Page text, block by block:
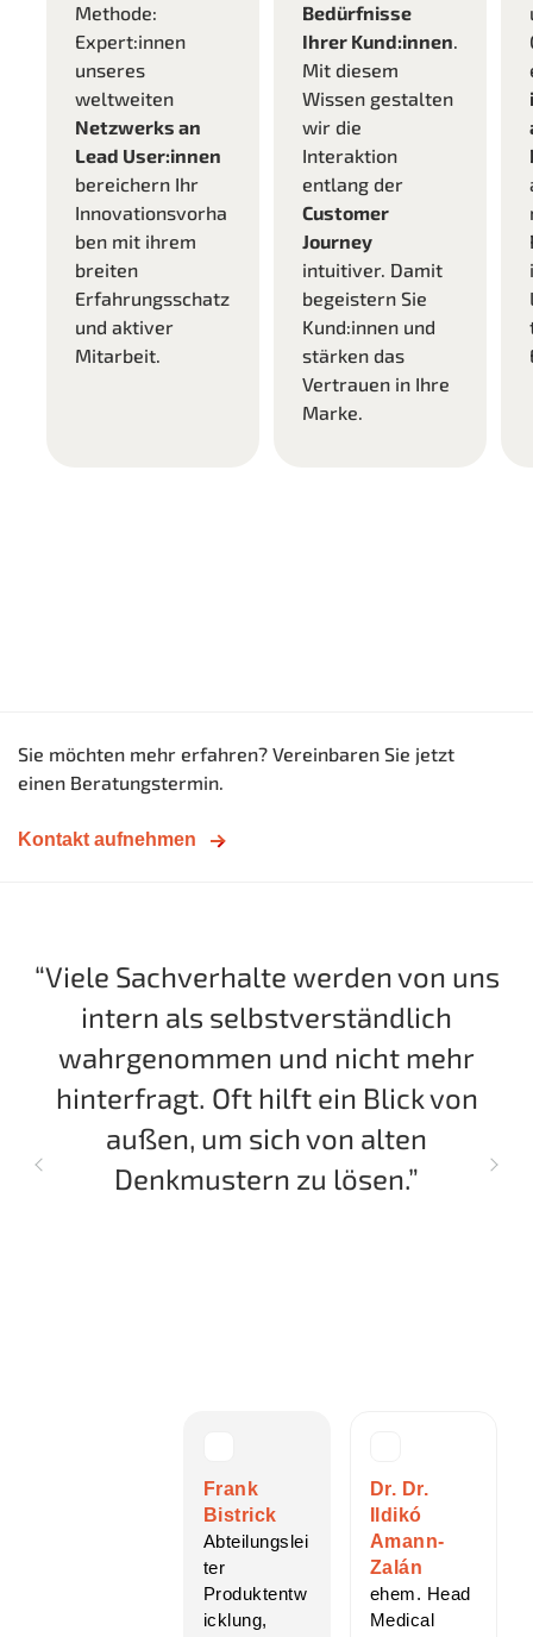
Methode:
Expert:innen
unseres
weltweiten
Netzwerks an
Lead User:innen
bereichern Ihr
Innovationsvorha
ben mit ihrem
breiten
Erfahrungsschatz
und aktiver
Mitarbeit.
Bedürfnisse
Ihrer Kund:innen.
Mit diesem
Wissen gestalten
wir die
Interaktion
entlang der
Customer
Journey
intuitiver. Damit
begeistern Sie
Kund:innen und
stärken das
Vertrauen in Ihre
Marke.
Sie möchten mehr erfahren? Vereinbaren Sie jetzt
einen Beratungstermin.
Kontakt aufnehmen
“Viele Sachverhalte werden von uns
intern als selbstverständlich
wahrgenommen und nicht mehr
hinterfragt. Oft hilft ein Blick von
außen, um sich von alten
Denkmustern zu lösen.”
Frank
Bistrick
Abteilungslei
ter
Produktentw
icklung,
Dr. Dr.
Ildikó
Amann-
Zalán
ehem. Head
Medical